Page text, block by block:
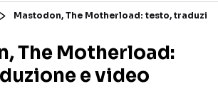
TESTI CANZONI
TOUR ED EVENTI
Mastodon, The Motherload: testo,
The Motherload:
e video